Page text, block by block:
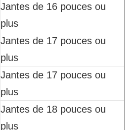
Jantes de 16 pouces ou
plus
Jantes de 17 pouces ou
plus
Jantes de 17 pouces ou
plus
Jantes de 18 pouces ou
plus